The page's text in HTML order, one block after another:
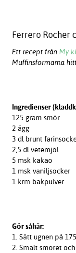
Ferrero Rocher
Ett recept från My
Muffinsformarna
Ingredienser
125 gram smör
2 ägg
3 dl brunt
2,5 dl vetemjöl
5 msk kakao
1 msk vaniljsocker
1 krm bakpulver
Gör såhär:
1. Sätt ugnen på
2. Smält smöret